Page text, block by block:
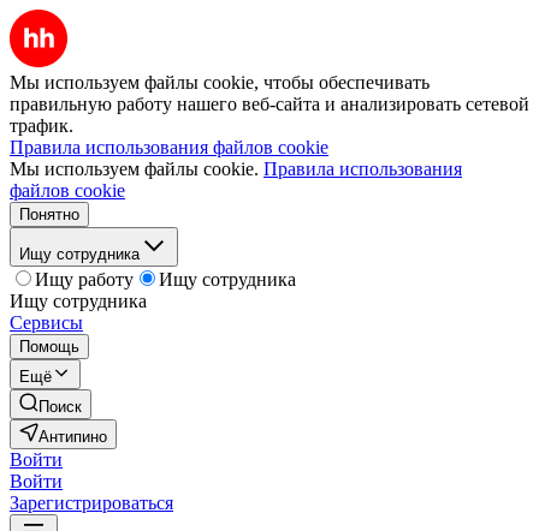
Мы используем файлы cookie, чтобы обеспечивать
правильную работу нашего веб-сайта и анализировать сетевой
трафик.
Правила использования файлов cookie
Мы используем файлы cookie. Правила использования
файлов cookie
Понятно
Ищу сотрудника
Ищу работу
Ищу сотрудника
Ищу сотрудника
Сервисы
Помощь
Ещё
Поиск
Антипино
Войти
Войти
Зарегистрироваться